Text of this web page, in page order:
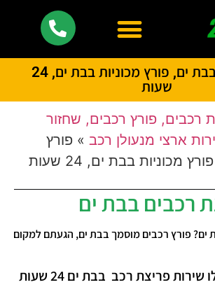
פורץ רכבים בבת ים, פורץ מכוניות בבת ים, 24
שעות
רכבים, פורץ רכבים, שחזור
ארצי מנעולן רכב » פורץ
מכוניות בבת ים, 24 שעות
רכבים בבת ים
פורץ רכבים מוסמך בבת ים, הגעתם למקום
אצלנו באייל תקבלו שירות פריצת רכב בבת ים 24 שעות